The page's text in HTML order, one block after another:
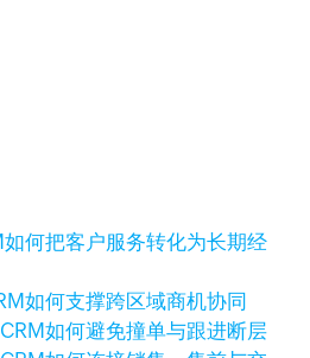
何把客户服务转化为长期经
如何支撑跨区域商机协同
如何避免撞单与跟进断层